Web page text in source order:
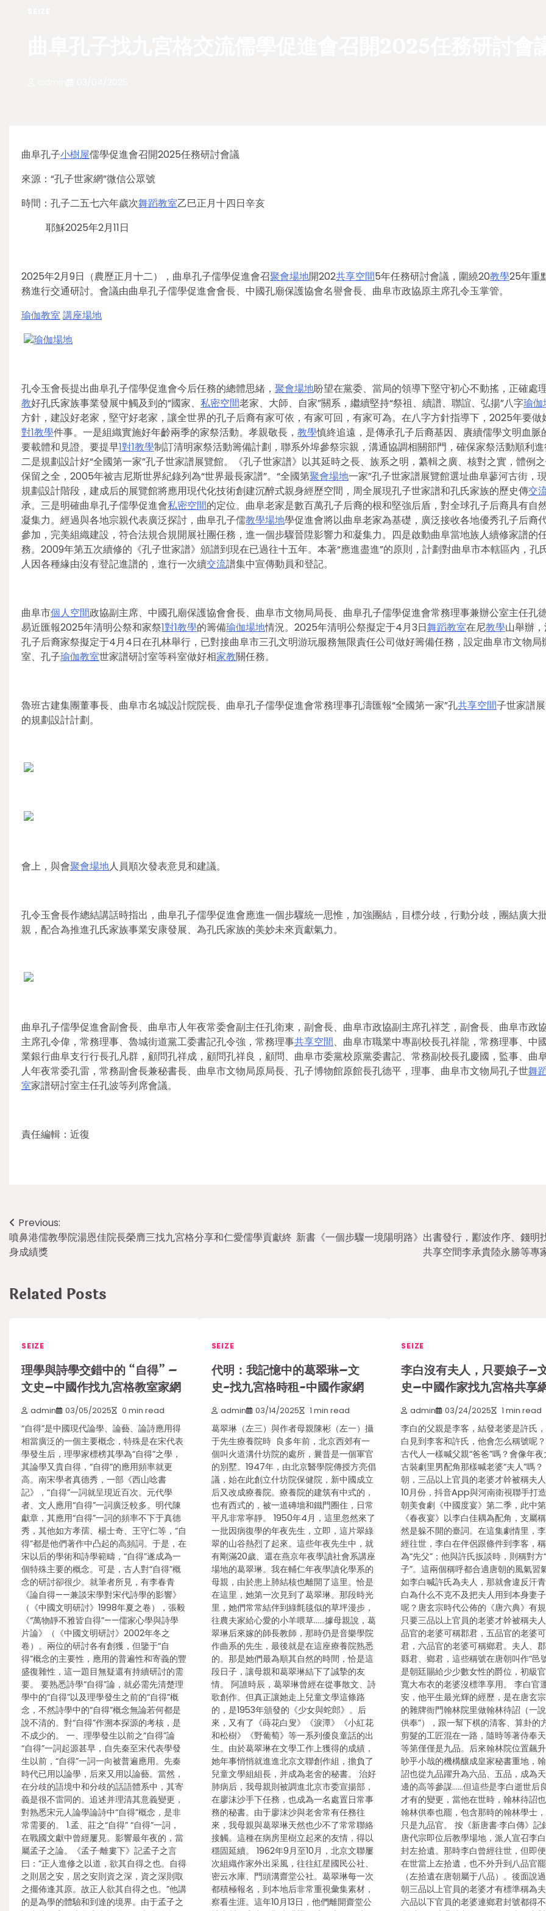
曲阜孔子小樹屋儒學促進會召開2025任務研討會議
來源：“孔子世家網”微信公眾號
時間：孔子二五七六年歲次舞蹈教室乙巳正月十四日辛亥
耶穌2025年2月11日
2025年2月9日（農歷正月十二），曲阜孔子儒學促進會召聚會場地開202共享空間5年任務研討會議，圍繞20教學25年重
務進行交通研討。會議由曲阜孔子儒學促進會會長、中國孔廟保護協會名譽會長、曲阜市政協原主席孔令玉掌管。
瑜伽教室講座場地
瑜伽場地
孔令玉會長提出曲阜孔子儒學促進會今后任務的總體思緒， 聚會場地盼望在黨委、當局的領導下堅守初心不動搖，正確處
教好孔氏家族事業發展中觸及到的“國家、 私密空間老家、大師、自家”關系，繼續堅持“祭祖、續譜、聯誼、弘揚”八字瑜伽
方針，建設好老家，堅守好老家，讓全世界的孔子后裔有家可依，有家可回，有家可為。在八字方針指導下，2025年要做
對1教學件事。一是組織實施好年齡兩季的家祭活動。孝親敬長， 教學慎終追遠，是傳承孔子后裔基因、賡續儒學文明血脈
要載體和見證。要提早1對1教學制訂清明家祭活動籌備計劃，聯系外埠參祭宗親，溝通協調相關部門，確保家祭活動順利進
二是規劃設計好“全國第一家”孔子世家譜展覽館。《孔子世家譜》以其延時之長、族系之明，纂輯之廣、核對之實，體例之
保留之全，2005年被吉尼斯世界紀錄列為“世界最長家譜”。“全國第聚會場地一家”孔子世家譜展覽館選址曲阜蓼河古街，
規劃設計階段，建成后的展覽館將應用現代化技術創建沉醉式親身經歷空間，周全展現孔子世家譜和孔氏家族的歷史傳交
承。三是明確曲阜孔子儒學促進會私密空間的定位。曲阜老家是數百萬孔子后裔的根和堅強后盾，對全球孔子后裔具有自
凝集力。經過與各地宗親代表廣泛探討，曲阜孔子儒教學場地學促進會將以曲阜老家為基礎，廣泛接收各地優秀孔子后裔
參加，完美組織建設，符合法規合規開展社團任務，進一個步驟晉陞影響力和凝集力。四是啟動曲阜當地族人續修家譜的
務。2009年第五次續修的《孔子世家譜》頒譜到現在已過往十五年。本著“應進盡進”的原則，計劃對曲阜市本轄區內，孔
人因各種緣由沒有登記進譜的，進行一次續交流譜集中宣傳動員和登記。
曲阜市個人空間政協副主席、中國孔廟保護協會會長、曲阜市文物局局長、曲阜孔子儒學促進會常務理事兼辦公室主任孔
易近匯報2025年清明公祭和家祭1對1教學的籌備瑜伽場地情況。2025年清明公祭擬定于4月3日舞蹈教室在尼教學山舉辦
孔子后裔家祭擬定于4月4日在孔林舉行，已對接曲阜市三孔文明游玩服務無限責任公司做好籌備任務，設定曲阜市文物局
室、孔子瑜伽教室世家譜研討室等科室做好相家教關任務。
魯班古建集團董事長、曲阜市名城設計院院長、曲阜孔子儒學促進會常務理事孔濤匯報“全國第一家”孔共享空間子世家譜
的規劃設計計劃。
會上，與會聚會場地人員順次發表意見和建議。
孔令玉會長作總結講話時指出，曲阜孔子儒學促進會應進一個步驟統一思惟，加強團結，目標分歧，行動分歧，團結廣大
親，配合為推進孔氏家族事業安康發展、為孔氏家族的美妙未來貢獻氣力。
曲阜孔子儒學促進會副會長、曲阜市人年夜常委會副主任孔衛東，副會長、曲阜市政協副主席孔祥芝，副會長、曲阜市政
主席孔令偉，常務理事、魯城街道黨工委書記孔令強，常務理事共享空間、曲阜市職業中專副校長孔祥龍，常務理事、中
業銀行曲阜支行行長孔凡群，顧問孔祥成，顧問孔祥良，顧問、曲阜市委黨校原黨委書記、常務副校長孔慶國，監事、曲
人年夜常委孔雷，常務副會長兼秘書長、曲阜市文物局原局長、孔子博物館原館長孔德平，理事、曲阜市文物局孔子世舞
室家譜研討室主任孔波等列席會議。
責任編輯：近復
Post
navigation
Previous:
噴鼻港儒教學院湯恩佳院長榮膺三找九宮格分享和仁愛儒學貢獻終
身成績獎
新書《一個步驟一境陽明路》出書發行，酈波作序、錢明
共享空間李承貴陸永勝等專
Related Posts
SEIZE
理學與詩學交錯中的 “自得” –
文史–中國作找九宮格教室家網
admin 03/05/2025 0 min read
“自得”是中國現代論學、論藝、論詩應用得
相當廣泛的一個主要概念，特殊是在宋代表
學發生后，理學家標榜其學為“自得”之學，
其論學又貴自得，“自得”的應用頻率就更
高。南宋學者真德秀，一部《西山唸書
記》，“自得”一詞就呈現近百次。元代學
者、文人應用“自得”一詞廣泛較多。明代陳
獻章，其應用“自得”一詞的頻率不下于真德
秀，其他如方孝孺、楊士奇、王守仁等，“自
得”都是他們著作中凸起的高頻詞。于是，在
宋以后的學術和詩學範疇，“自得”遂成為一
個特殊主要的概念。可是，古人對“自得”概
念的研討卻很少。就筆者所見，有李春青
《論自得——兼談宋學對宋代詩學的影響》
（《中國文明研討》1998年夏之卷），張毅
《“萬物靜不雅皆自得”——儒家心學與詩學
片論》（《中國文明研討》2002年冬之
卷）。兩位的研討各有創獲，但鑒于“自
得”概念的主要性，應用的普遍性和寄義的豐
盛復雜性，這一題目無疑還有持續研討的需
要。 要熟悉詩學“自得”論，就必需先清楚理
學中的“自得”以及理學發生之前的“自得”概
念，不然詩學中的“自得”概念無論若何都是
說不清的。對“自得”作溯本探源的考核，是
不成少的。 一、理學發生以前之“自得”論
“自得”一詞起源甚早，自先秦至宋代表學發
生以前，“自得”一詞一向被普遍應用。先秦
時代已用以論學，后來又用以論藝。當然，
在分歧的語境中和分歧的話語體系中，其寄
義是很不雷同的。追述并理清其意義變更，
對熟悉宋元人論學論詩中“自得”概念，是非
常需要的。 1.孟、莊之“自得” “自得”一詞，
在戰國文獻中曾經屢見。影響最年夜的，當
屬孟子之論。《孟子·離婁下》記孟子之言
曰：“正人進修之以道，欲其自得之也。自得
之則居之安，居之安則資之深，資之深則取
之擺佈逢其原。故正人欲其自得之也。”他講
的是為學的體驗和到達的境界。由于孟子之
SEIZE
代明：我記憶中的葛翠琳–文
史-找九宮格時租-中國作家網
admin 03/14/2025 1 min read
葛翠琳（左三）與作者母親陳彬（左一）攝
于先生療養院時 良多年前，北京西郊有一
個叫火道溝什坊院的處所，曩昔是一個軍官
的別墅。1947年，由北京醫學院傳授方亮倡
議，始在此創立什坊院保健院，新中國成立
后又改成療養院。療養院的建筑有中式的，
也有西式的，被一道磚墻和鐵門圈住，日常
平凡非常寧靜。 1950年4月，這里忽然來了
一批因病復學的年夜先生，立即，這片翠綠
翠的山谷熱烈了起來。這些年夜先生中，就
有剛滿20歲、還在燕京年夜學讀社會系講座
場地的葛翠琳。我在輔仁年夜學讀化學系的
母親，由於患上肺結核也離開了這里。恰是
在這里，她第一次見到了葛翠琳。那段時光
里，她們常常結伴到綠氈毯似的草坪漫步，
往農夫家給心愛的小羊喂草……據母親說，葛
翠琳后來嫁的師長教師，那時仍是音樂學院
作曲系的先生，最後就是在這座療養院熟悉
的。那是她們最為順其自然的時間，恰是這
段日子，讓母親和葛翠琳結下了誠摯的友
情。 阿誰時辰，葛翠琳曾經在從事散文、詩
歌創作。但真正讓她走上兒童文學這條路
的，是1953年頒發的《少女與蛇郎》。后
來，又有了《蒔花白叟》《淚潭》《小紅花
和松樹》《野葡萄》等一系列優良童話的出
生。由於葛翠琳在文學工作上獲得的成績，
她年事悄悄就進進北京文聯創作組，擔負了
兒童文學組組長，并成為老舍的秘書。 治好
肺病后，我母親則被調進北京市委宣揚部，
在廖沫沙手下任務，也成為一名處置日常事
務的秘書。由于廖沫沙與老舍常有任務往
來，我母親與葛翠琳天然也少不了常常聯絡
接觸。這種在病房里樹立起來的友情，得以
穩固延續。 1962年9月至10月，北京文聯屢
次組織作家外出采風，往往紅星國民公社、
密云水庫、門頭溝齋堂公社。葛翠琳每一次
都積極報名，到本地后非常重視彙集素材，
察看生涯。這年10月13日，他們離開齋堂公
SEIZE
李白沒有夫人，只要娘子–
史–中國作家找九宮格共享
admin 03/24/2025 1 min read
李白的父親是李客，結發老婆是許氏
白見到李客和許氏，他會怎么稱號呢
古代人一樣喊父親“爸爸”嗎？會像年
古裝劇里男配角那樣喊老婆“夫人”嗎
朝，三品以上官員的老婆才幹被稱夫
10月份，抖音App與河南衛視聯手打
朝美食劇《中國度宴》第二季，此中
《春夜宴》以李白佳耦為配角，支屬
然是躲不開的臺詞。在這集劇情里，
經往世，李白在伴侶跟條件到李客，
為“先父”；他與許氏扳談時，則稱對方
子”。這兩個稱呼都合適唐朝的風氣習
如李白喊許氏為夫人，那就會違反汗
白為什么不克不及把夫人用到本身妻
呢？唐玄宗時代公佈的《唐六典》有規
只要三品以上官員的老婆才幹被稱夫
品官的老婆可稱郡君，五品官的老婆
君，六品官的老婆可稱鄉君。夫人、郡
縣君、鄉君，這些稱號在唐朝叫作“邑
是朝廷賜給少少數女性的爵位，初級
寬大布衣的老婆沒標準享用。 李白官
安，他平生最光輝的經歷，是在唐玄
的雜牌衙門翰林院里做翰林待詔（一
供奉”），跟一幫下棋的清客、算卦的
剪髮的工匠混在一路，隨時等著侍奉天
等第僅僅是九品。后來翰林院位置飆
眇乎小哉的機構釀成皇家秘書重地，
詔也從九品躍升為六品、五品，成為
邊的高等參謀……但這些是李白逝世后
才有的變更，當他在世時，翰林待詔也
翰林供奉也罷，包含那時的翰林學士
只是九品官。 按《新唐書·李白傳》記
唐代宗即位后教學場地，派人宣召李
封左拾遺。那時李白曾經往世，但即
在世當上左拾遺，也不外升到八品官
（左拾遺在唐朝屬于八品）。後面說
朝三品以上官員的老婆才有標準稱為夫
六品以下官員的老婆連鄉君封號都得不